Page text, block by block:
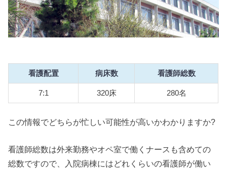
看護配置 病床数 看護師総数
7:1 320床 280名
この情報でどちらが忙しい可能性が高いかわかりますか?
看護師総数は外来勤務やオペ室で働くナースも含めての
総数ですので、入院病棟にはどれくらいの看護師が働い